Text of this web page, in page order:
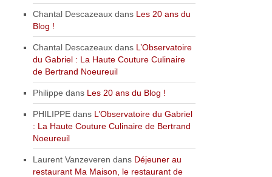
Chantal Descazeaux dans Les 20 ans du
Blog !
Chantal Descazeaux dans L’Observatoire
du Gabriel : La Haute Couture Culinaire
de Bertrand Noeureuil
Philippe dans Les 20 ans du Blog !
PHILIPPE dans L’Observatoire du Gabriel
: La Haute Couture Culinaire de Bertrand
Noeureuil
Laurent Vanzeveren dans Déjeuner au
restaurant Ma Maison, le restaurant de